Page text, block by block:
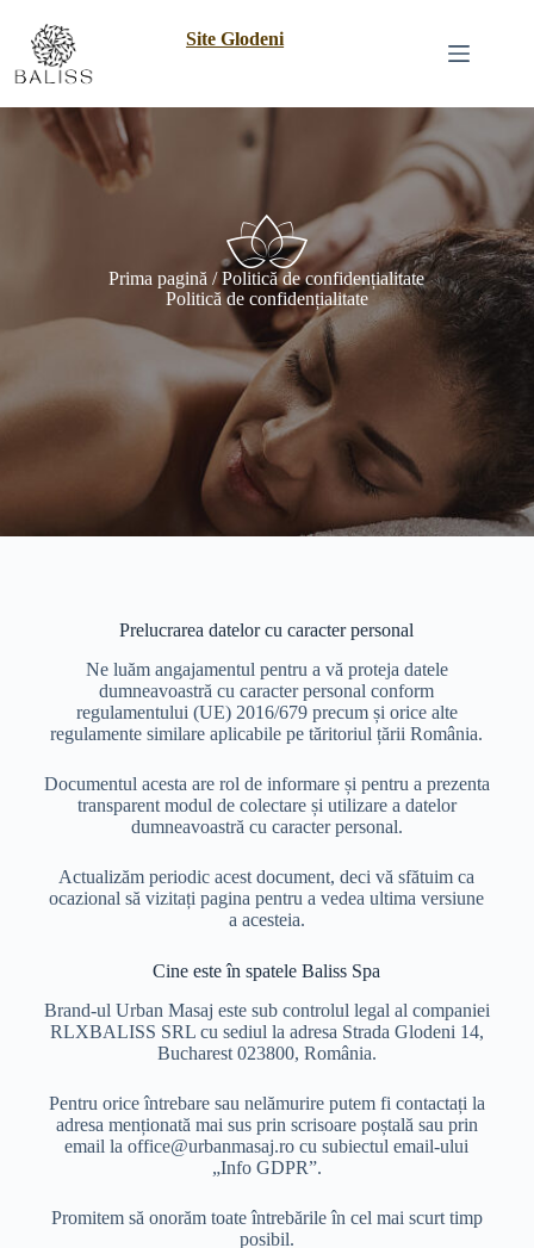
Site Glodeni
Prima pagină / Politică de confidențialitate
Politică de confidențialitate
Prelucrarea datelor cu caracter personal
Ne luăm angajamentul pentru a vă proteja datele
dumneavoastră cu caracter personal conform
regulamentului (UE) 2016/679 precum și orice alte
regulamente similare aplicabile pe tăritoriul țării România.
Documentul acesta are rol de informare și pentru a prezenta
transparent modul de colectare și utilizare a datelor
dumneavoastră cu caracter personal.
Actualizăm periodic acest document, deci vă sfătuim ca
ocazional să vizitați pagina pentru a vedea ultima versiune
a acesteia.
Cine este în spatele Baliss Spa
Brand-ul Urban Masaj este sub controlul legal al companiei
RLXBALISS SRL cu sediul la adresa Strada Glodeni 14,
Bucharest 023800, România.
Pentru orice întrebare sau nelămurire putem fi contactați la
adresa menționată mai sus prin scrisoare poștală sau prin
email la office@urbanmasaj.ro cu subiectul email-ului
„Info GDPR”.
Promitem să onorăm toate întrebările în cel mai scurt timp
posibil.